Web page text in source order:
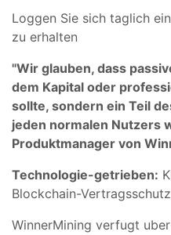
Loggen Sie sich taglich
zu erhalten
"Wir glauben, dass
dem Kapital oder
sollte, sondern ein Teil
jeden normalen Nutzers
Produktmanager von
Technologie-getrieben:
Blockchain-Vertragsschutz
WinnerMining verfugt